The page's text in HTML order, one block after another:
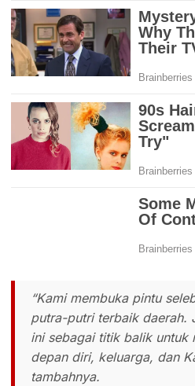
“Kami membuka pintu
putra-putri terbaik daerah.
ini sebagai titik balik untuk
depan diri, keluarga, dan
tambahnya.